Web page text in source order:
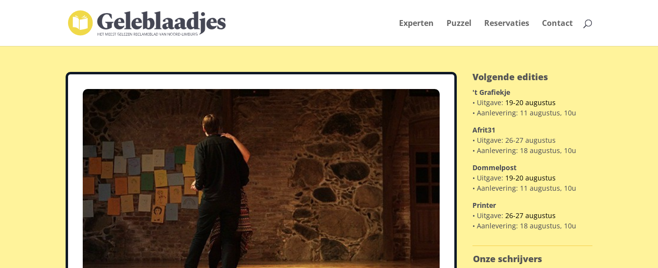
Experten Puzzel Reservaties Contact
Volgende edities
't Grafiekje
• Uitgave: 19-20 augustus
• Aanlevering: 11 augustus, 10u
Afrit31
• Uitgave: 26-27 augustus
• Aanlevering: 18 augustus, 10u
Dommelpost
• Uitgave: 19-20 augustus
• Aanlevering: 11 augustus, 10u
Printer
• Uitgave: 26-27 augustus
• Aanlevering: 18 augustus, 10u
Onze schrijvers